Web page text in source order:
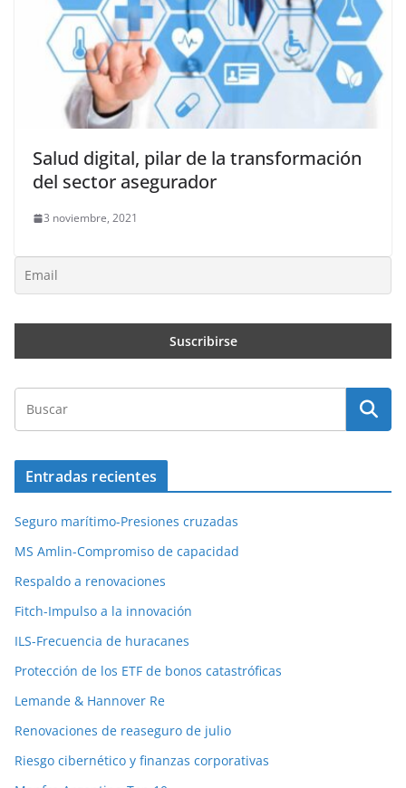
Salud digital, pilar de la transformación
del sector asegurador
3 noviembre, 2021
Entradas recientes
Seguro marítimo-Presiones cruzadas
MS Amlin-Compromiso de capacidad
Respaldo a renovaciones
Fitch-Impulso a la innovación
ILS-Frecuencia de huracanes
Protección de los ETF de bonos catastróficas
Lemande & Hannover Re
Renovaciones de reaseguro de julio
Riesgo cibernético y finanzas corporativas